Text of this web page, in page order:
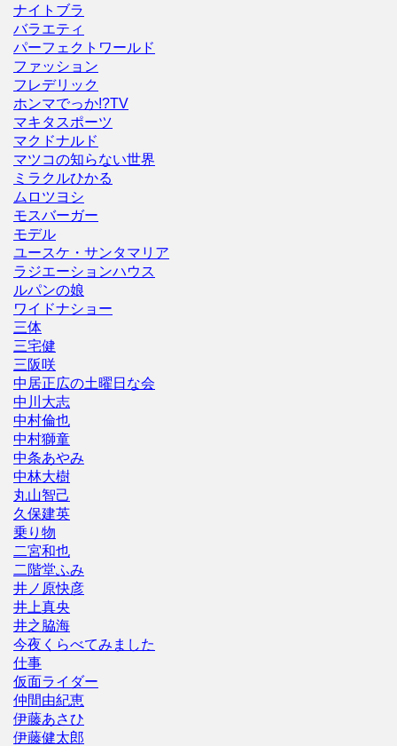
ナイトブラ
バラエティ
パーフェクトワールド
ファッション
フレデリック
ホンマでっか!?TV
マキタスポーツ
マクドナルド
マツコの知らない世界
ミラクルひかる
ムロツヨシ
モスバーガー
モデル
ユースケ・サンタマリア
ラジエーションハウス
ルパンの娘
ワイドナショー
三体
三宅健
三阪咲
中居正広の土曜日な会
中川大志
中村倫也
中村獅童
中条あやみ
中林大樹
丸山智己
久保建英
乗り物
二宮和也
二階堂ふみ
井ノ原快彦
井上真央
井之脇海
今夜くらべてみました
仕事
仮面ライダー
仲間由紀恵
伊藤あさひ
伊藤健太郎